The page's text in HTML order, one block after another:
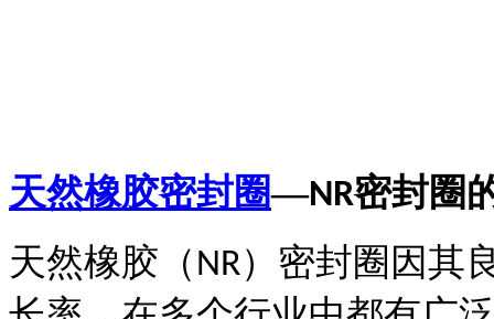
天然橡胶密封圈—NR密封圈
天然橡胶（ NR）密封圈因其